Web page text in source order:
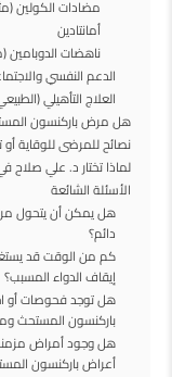
مضادات الكولين
أمانتادين
ناهضات الدوبامين
الدعم النفسي
العلاج التأهيلي
هل مرض باركنسون
نصائح للمرضى للوقاية
لماذا تختار د. علي
الأسئلة الشائعة
هل يمكن أن يتحول
دائم؟
كم من الوقت قد
إيقاف الدواء المسبب؟
هل توجد فحوصات أو
باركنسون المستحث
هل وجود أمراض
أعراض باركنسون